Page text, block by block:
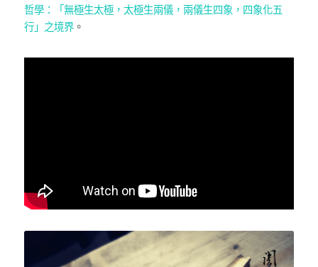
哲學：「無極生太極，太極生兩儀，兩儀生四象，四象化五
行」之境界 。